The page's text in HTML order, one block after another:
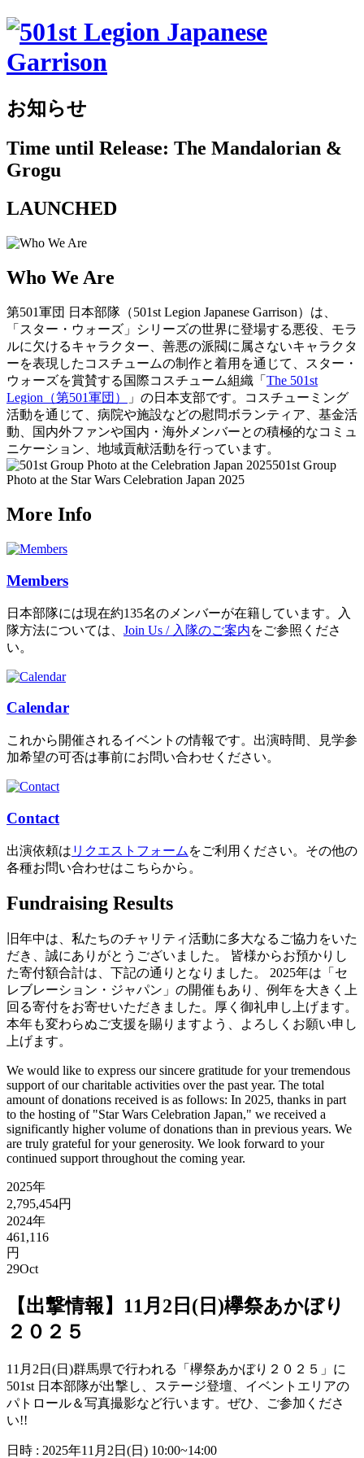
お知らせ
Time until Release: The Mandalorian &
Grogu
LAUNCHED
Who We Are
第501軍団 日本部隊（501st Legion Japanese Garrison）は、
「スター・ウォーズ」シリーズの世界に登場する悪役、モラ
ルに欠けるキャラクター、善悪の派閥に属さないキャラクタ
ーを表現したコスチュームの制作と着用を通じて、スター・
ウォーズを賞賛する国際コスチューム組織「 The 501st
Legion（第501軍団）
」の日本支部です。コスチューミング
活動を通じて、病院や施設などの慰問ボランティア、基金活
動、国内外ファンや国内・海外メンバーとの積極的なコミュ
ニケーション、地域貢献活動を行っています。
501st Group
Photo at the Star Wars Celebration Japan 2025
More Info
Members
日本部隊には現在約135名のメンバーが在籍しています。入
隊方法については、 Join Us / 入隊のご案内をご参照くださ
い。
Calendar
これから開催されるイベントの情報です。出演時間、見学参
加希望の可否は事前にお問い合わせください。
Contact
出演依頼は リクエストフォーム をご利用ください。その他の
各種お問い合わせはこちらから。
Fundraising Results
旧年中は、私たちのチャリティ活動に多大なるご協力をいた
だき、誠にありがとうございました。 皆様からお預かりし
た寄付額合計は、下記の通りとなりました。 2025年は「セ
レブレーション・ジャパン」の開催もあり、例年を大きく上
回る寄付をお寄せいただきました。厚く御礼申し上げます。
本年も変わらぬご支援を賜りますよう、よろしくお願い申し
上げます。
We would like to express our sincere gratitude for your tremendous
support of our charitable activities over the past year. The total
amount of donations received is as follows: In 2025, thanks in part
to the hosting of "Star Wars Celebration Japan," we received a
significantly higher volume of donations than in previous years. We
are truly grateful for your generosity. We look forward to your
continued support throughout the coming year.
2025年
2,795,454円
2024年
461,116
円
29Oct
【出撃情報】11月2日(日)欅祭あかぼり
２０２５
11月2日(日)群馬県で行われる「欅祭あかぼり２０２５」に
501st 日本部隊が出撃し、ステージ登壇、イベントエリアの
パトロール＆写真撮影など行います。ぜひ、ご参加くださ
い!!
日時 : 2025年11月2日(日) 10:00~14:00